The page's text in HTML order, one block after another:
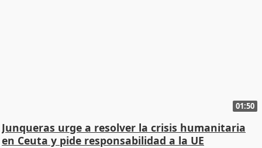
01:50
Junqueras urge a resolver la crisis humanitaria
en Ceuta y pide responsabilidad a la UE